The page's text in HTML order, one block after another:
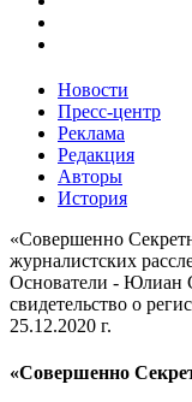
Новости
Пресс-центр
Реклама
Редакция
Авторы
История
«Совершенно
журналистских
Основатели - Юлиан
свидетельство о
25.12.2020 г.
«Совершенно